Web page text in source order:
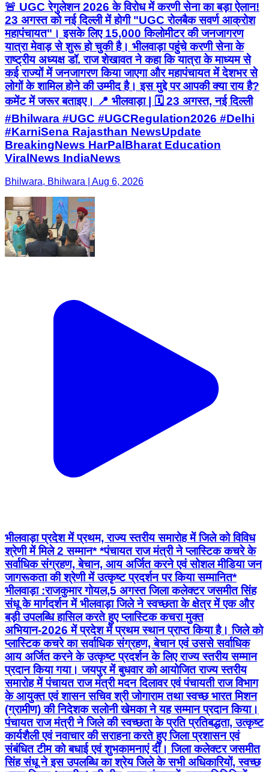
🚨 UGC रेगुलेशन 2026 के विरोध में करणी सेना का बड़ा ऐलान!
23 अगस्त को नई दिल्ली में होगी "UGC रोलबैक सवर्ण आक्रोश
महापंचायत"। इसके लिए 15,000 किलोमीटर की जनजागरण
यात्रा मेवाड़ से शुरू हो चुकी है। भीलवाड़ा पहुंचे करणी सेना के
राष्ट्रीय अध्यक्ष डॉ. राज शेखावत ने कहा कि यात्रा के माध्यम से
कई राज्यों में जनजागरण किया जाएगा और महापंचायत में देशभर से
लोगों के शामिल होने की उम्मीद है। इस मुद्दे पर आपकी क्या राय है?
कमेंट में जरूर बताइए। 📍 भीलवाड़ा | 🗓️ 23 अगस्त, नई दिल्ली
#Bhilwara #UGC #UGCRegulation2026 #Delhi
#KarniSena Rajasthan NewsUpdate
BreakingNews HarPalBharat Education
ViralNews IndiaNews
Bhilwara, Bhilwara | Aug 6, 2026
भीलवाड़ा प्रदेश में प्रथम, राज्य स्तरीय समारोह में जिले को विविध
श्रेणी में मिले 2 सम्मान* *पंचायत राज मंत्री ने प्लास्टिक कचरे के
सर्वाधिक संग्रहण, बेचान, आय अर्जित करने एवं सोशल मीडिया जन
जागरूकता की श्रेणी में उत्कृष्ट प्रदर्शन पर किया सम्मानित*
भीलवाड़ा :राजकुमार गोयल,5 अगस्त जिला कलेक्टर जसमीत सिंह
संधू के मार्गदर्शन में भीलवाड़ा जिले ने स्वच्छता के क्षेत्र में एक और
बड़ी उपलब्धि हासिल करते हुए प्लास्टिक कचरा मुक्त
अभियान-2026 में प्रदेश में प्रथम स्थान प्राप्त किया है। जिले को
प्लास्टिक कचरे का सर्वाधिक संग्रहण, बेचान एवं उससे सर्वाधिक
आय अर्जित करने के उत्कृष्ट प्रदर्शन के लिए राज्य स्तरीय सम्मान
प्रदान किया गया। जयपुर में बुधवार को आयोजित राज्य स्तरीय
समारोह में पंचायत राज मंत्री मदन दिलावर एवं पंचायती राज विभाग
के आयुक्त एवं शासन सचिव श्री जोगाराम तथा स्वच्छ भारत मिशन
(ग्रामीण) की निदेशक सलोनी खेमका ने यह सम्मान प्रदान किया।
पंचायत राज मंत्री ने जिले की स्वच्छता के प्रति प्रतिबद्धता, उत्कृष्ट
कार्यशैली एवं नवाचार की सराहना करते हुए जिला प्रशासन एवं
संबंधित टीम को बधाई एवं शुभकामनाएं दीं। जिला कलेक्टर जसमीत
सिंह संधू ने इस उपलब्धि का श्रेय जिले के सभी अधिकारियों, स्वच्छ